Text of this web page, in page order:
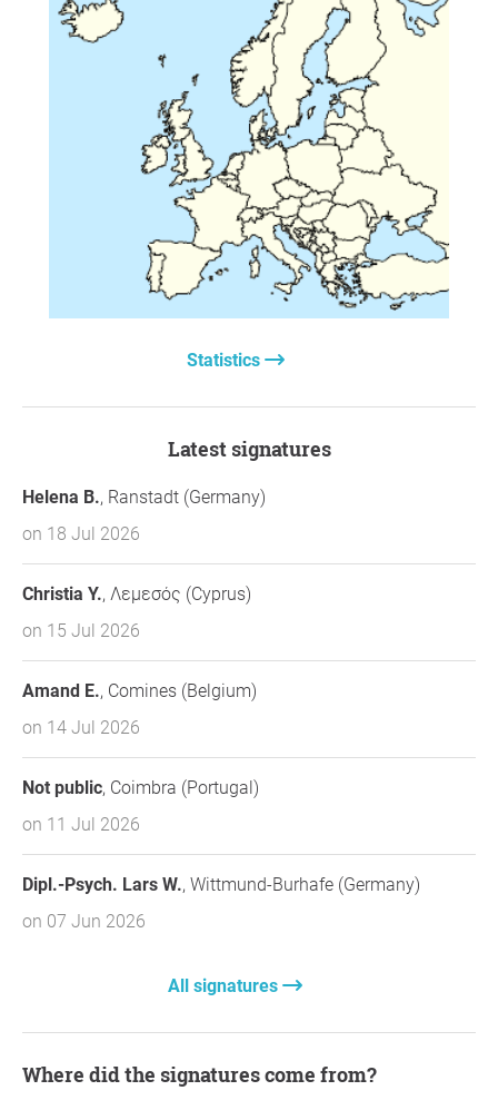
i ograniczenia dostępności terapii dla pacjentów, co jest
niezgodne z misją ISST. Koszt szkolenia w Polsce w
relacji do średnich zarobków jest 3-krotnie wyższy niż w
Niemczech czy Holandii.
Statut ISST wskazuje, że jednym z celów
organizacji jest wspieranie jakości, rozwoju, nauczania,
superwizji, certyfikacji i upowszechniania terapii
schematów. Statut podkreśla również niekomercyjny
charakter ISST i fakt, że organizacja nie powinna przede
wszystkim realizować celów ekonomicznych.
Podkreślamy, że niniejsza petycja nie jest skierowana
przeciwko wszystkim trenerom, superwizorom ani
w Polsce jako grupie. Wielu z nich wnosi istotny wkład w
wysokim poziomie i działa z dużym zaangażowaniem
kwestionowanie dorobku tych osób, lecz zwrócenie uwagi
na systemowe problemy związane z przejrzystością
procedur, przewidywalnością decyzji, potencjalnymi
konfliktami interesów oraz równym dostępem do ścieżki
rozwoju w ISST.
Podsumowanie
Polsce stoi w jaskrawej sprzeczności z tymi ideałami.
Oczekujemy pisemnej odpowiedzi na niniejszą petycję
terminie 30 dni.
Thank you so much for your support,
Question to the initiator
Statistics
Latest signatures
Helena B., Ranstadt (Germany)
on 18 Jul 2026
Christia Y., Λεμεσός (Cyprus)
on 15 Jul 2026
Amand E., Comines (Belgium)
on 14 Jul 2026
Not public, Coimbra (Portugal)
on 11 Jul 2026
Dipl.-Psych. Lars W., Wittmund-Burhafe (Germany)
on 07 Jun 2026
All signatures
Where did the signatures come from?